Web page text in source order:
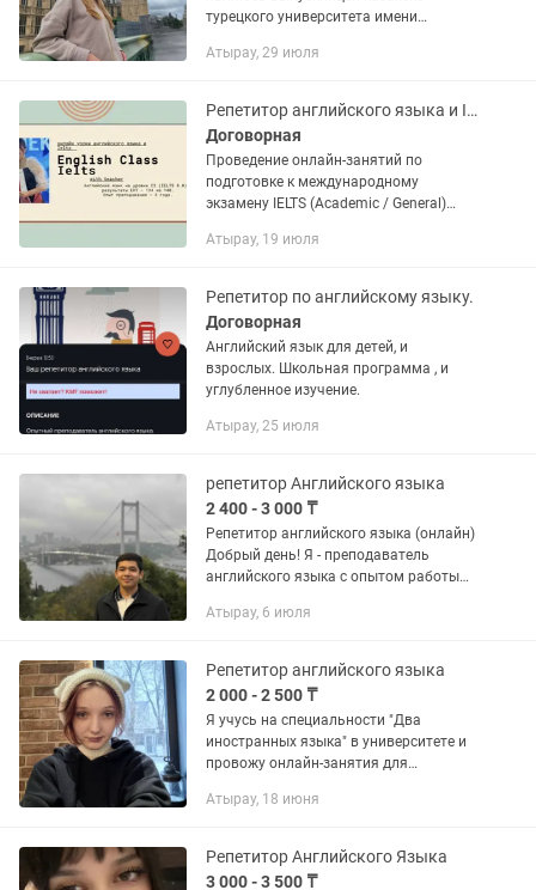
турецкого университета имени
преподавателем английского языка
опыт...
Атырау, 29 июля
Репетитор английского языка и Ielts
Договорная
Проведение онлайн-занятий по
подготовке к международному
экзамену IELTS (Academic / General)
студентов уровней Beginner – Advanced
навыков:...
Атырау, 19 июля
Репетитор по английскому языку.
Договорная
Английский язык для детей, и
взрослых. Школьная программа , и
углубленное изучение.
Атырау, 25 июля
репетитор Английского языка
2 400 - 3 000 ₸
Репетитор английского языка (онлайн)
Добрый день! Я - преподаватель
английского языка с опытом работы
онлайн-занятия для всех, кто хочет
Атырау, 6 июля
Репетитор английского языка
2 000 - 2 500 ₸
Я учусь на специальности "Два
иностранных языка" в университете и
провожу онлайн-занятия для
занятиях: - индивидуальный подход к
Атырау, 18 июня
Репетитор Английского Языка
3 000 - 3 500 ₸